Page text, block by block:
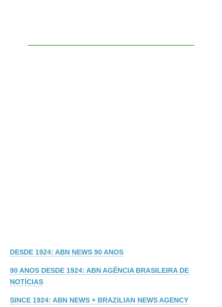
DESDE 1924: ABN NEWS 90 ANOS
90 ANOS DESDE 1924: ABN AGÊNCIA BRASILEIRA DE
NOTÍCIAS
SINCE 1924: ABN NEWS + BRAZILIAN NEWS AGENCY